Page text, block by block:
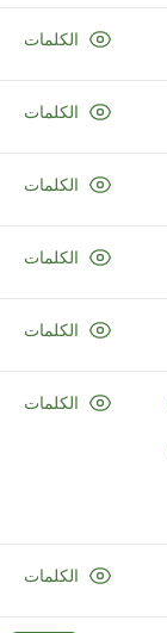
الكلمات
الكلمات
الكلمات
الكلمات
الكلمات
الكلمات
الكلمات